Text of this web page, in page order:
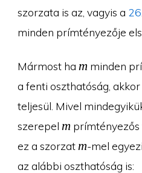
szorzata is az, vagyis a
minden prímtényezője
Mármost ha m
m minden
a fenti oszthatóság,
teljesül. Mivel
szerepel m
m
ez a szorzat m
m-mel
az alábbi oszthatóság is: